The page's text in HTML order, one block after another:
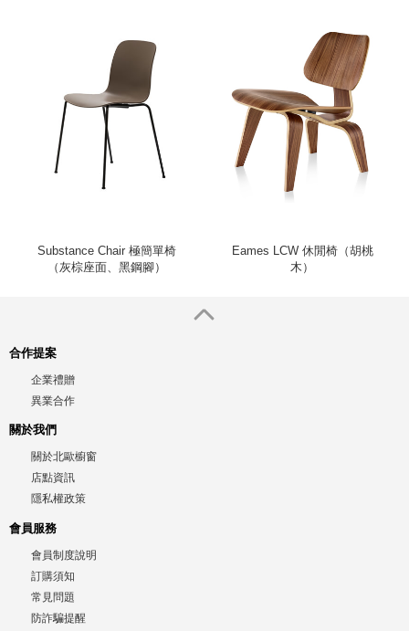
Substance Chair 極簡單椅
（灰棕座面、黑鋼腳）
Eames LCW 休閒椅（胡桃
木）
合作提案
企業禮贈
異業合作
關於我們
關於北歐櫥窗
店點資訊
隱私權政策
會員服務
會員制度說明
訂購須知
常見問題
防詐騙提醒